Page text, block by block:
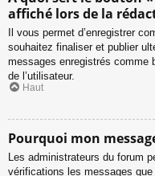
affiché lors de la
Il vous permet d’enregistrer
souhaitez finaliser et publier
messages enregistrés comme
de l’utilisateur.
Haut
Pourquoi mon
Les administrateurs du forum
vérifications les messages